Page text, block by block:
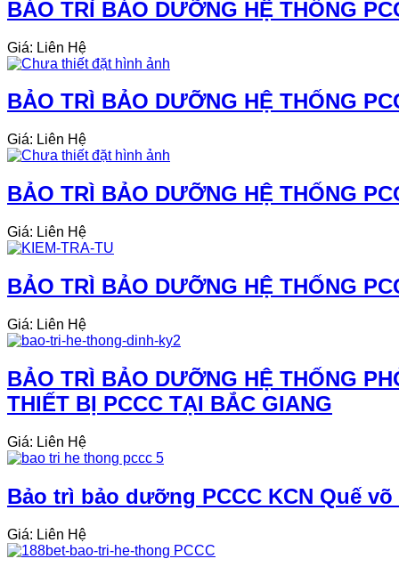
BẢO TRÌ BẢO DƯỠNG HỆ THỐNG
Giá: Liên Hệ
BẢO TRÌ BẢO DƯỠNG HỆ THỐNG
Giá: Liên Hệ
BẢO TRÌ BẢO DƯỠNG HỆ THỐNG
Giá: Liên Hệ
BẢO TRÌ BẢO DƯỠNG HỆ THỐNG
Giá: Liên Hệ
BẢO TRÌ BẢO DƯỠNG HỆ THỐNG
THIẾT BỊ PCCC TẠI BẮC GIANG
Giá: Liên Hệ
Bảo trì bảo dưỡng PCCC KCN Quế
Giá: Liên Hệ